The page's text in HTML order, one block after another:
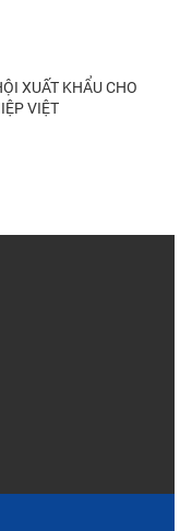
XUẤT KHẨU CHO
VIỆT